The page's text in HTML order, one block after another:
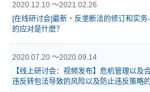
2020.12.10 ～2021.02.26
[在线研讨会]最新・反垄断法的修订和实
的应对是什麽？
2020.07.20 ～2020.09.14
【线上研讨会：视频发布】危机管理以
违反转包法导致的风险以及防止违反策略